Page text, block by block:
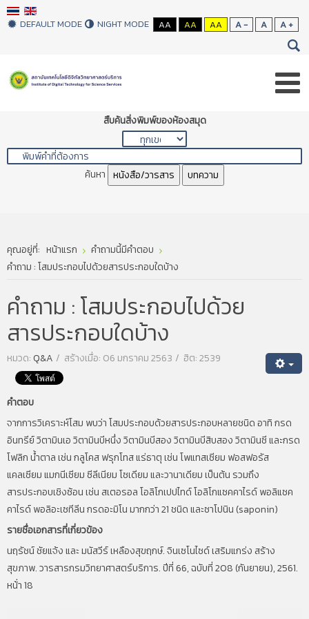
DEFAULT MODE NIGHT MODE AA AA AA A - A A +
สืบค้นสิ่งพิมพ์ของห้องสมุด
ค้นหา หนังสือ/วารสาร บทความ
คุณอยู่ที่: หน้าแรก
คำถามนี้มีคำตอบ
คำถาม : โสมประกอบไปด้วยสารประกอบใดบ้าง
คำถาม : โสมประกอบไปด้วย
สารประกอบใดบ้าง
หมวด:Q&A สร้างเมื่อ: 06 มกราคม 2563 ฮิต: 2539
คำตอบ
จากการวิเคราะห์โสม พบว่า โสมประกอบด้วยสารประกอบหลายชนิด อาทิ กรด
อินทรีย์ วิตามินเอ วิตามินบีหนึ่ง วิตามินบีสอง วิตามินบีสิบสอง วิตามินซี และกรด
โฟลิก น้ำตาล เช่น กลูโคส ฟรุกโทส แร่ธาตุ เช่น โพแทสเซียม ฟอสฟอรัส
แคลเซียม แมกนีเซียม ซีลีเนียม โซเดียม และวานาเดียม เป็นต้น รวมถึง
สารประกอบเชิงซ้อน เช่น สเตอรอล โอลิโกเปปไทด์ โอลิโกแซคคาไรด์ พอลิแซค
คาไรด์ พอลิอะเซทีลีน กรดอะมิโน มากกว่า 21 ชนิด และซาโปนิน (saponin)
รายชื่อเอกสารที่เกี่ยวข้อง
นฤรัชน์ ชัยแจ้ง และ มนัสวีร์ เหลืองสุขฤกษ์. จินเซโนไซด์ เสริมแกร่ง สร้าง
สุขภาพ. วารสารกรมวิทยาศาสตร์บริการ. ปีที่ 66, ฉบับที่ 208 (กันยายน), 2561.
หน้่า 18